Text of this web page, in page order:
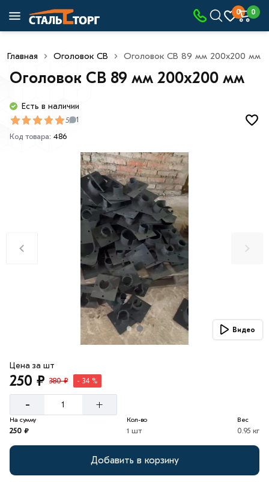
0 0
Главная Оголовок СВ Оголовок СВ 89 мм 200х200 мм
Оголовок СВ 89 мм 200х200 мм
Есть в наличии
5 1
Код товара: 486
Видео
Цена за шт
250 ₽ 380 ₽ - 34 %
- +
На сумму
250 ₽
Кол-во
1 шт
Вес
0.95 кг
Добавить в корзину